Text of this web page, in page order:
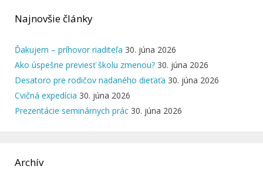
Najnovšie články
Ďakujem – príhovor riaditeľa 30. júna 2026
Ako úspešne previesť školu zmenou? 30. júna 2026
Desatoro pre rodičov nadaného dieťaťa 30. júna 2026
Cvičná expedícia 30. júna 2026
Prezentácie seminárnych prác 30. júna 2026
Archív